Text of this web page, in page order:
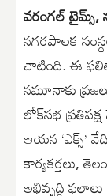
వరంగల్ టైమ్స్,
నగరపాలక
చాటింది. ఈ
నమూనాకు
లోక్‌సభ
ఆయన ‘ఎక్స్’
కార్యకర్తలు,
అభివృద్ధి